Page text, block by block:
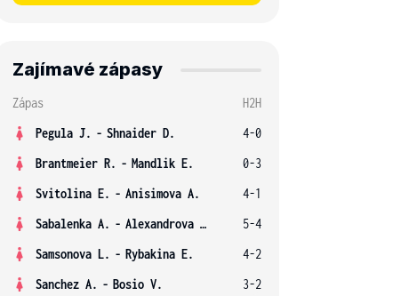
Zajímavé zápasy
Zápas
H2H
Pegula J. - Shnaider D.
4-0
Brantmeier R. - Mandlik E.
0-3
Svitolina E. - Anisimova A.
4-1
Sabalenka A. - Alexandrova E.
5-4
Samsonova L. - Rybakina E.
4-2
Sanchez A. - Bosio V. 3-2